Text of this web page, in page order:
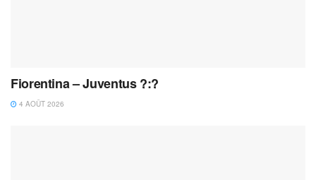
Fiorentina – Juventus ?:?
4 AOÛT 2026